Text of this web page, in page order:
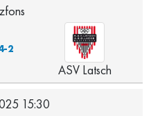
2
ASV Latsch
15:30